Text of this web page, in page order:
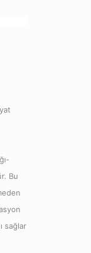
Bu
sağlar